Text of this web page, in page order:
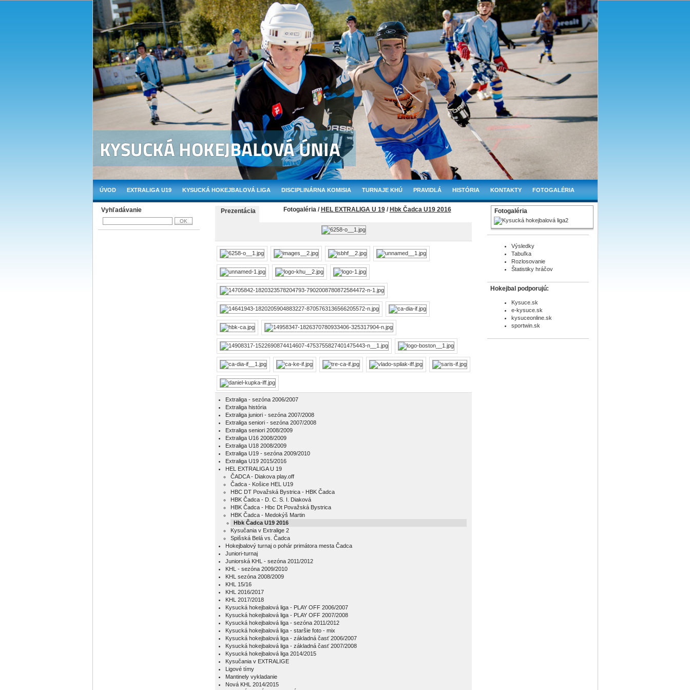
ÚVOD EXTRALIGA U19 KYSUCKÁ HOKEJBALOVÁ LIGA DISCIPLINÁRNA KOMISIA TURNAJE KHÚ PRAVIDLÁ HISTÓRIA KONTAKTY FOTOGALÉRIA
Vyhľadávanie Prezentácia Fotogaléria / HEL EXTRALIGA U 19/ Hbk Čadca U19 2016
Extraliga - sezóna 2006/2007
Extraliga história
Extraliga juniori - sezóna 2007/2008
Extraliga seniori - sezóna 2007/2008
Extraliga seniori 2008/2009
Extraliga U16 2008/2009
Extraliga U18 2008/2009
Extraliga U19 - sezóna 2009/2010
Extraliga U19 2015/2016
HEL EXTRALIGA U 19
ČADCA - Diakova play.off
Čadca - Košice HEL U19
HBC DT Považská Bystrica - HBK Čadca
HBK Čadca - D. C. S. I. Diaková
HBK Čadca - Hbc Dt Považská Bystrica
HBK Čadca - Medokýš Martin
Hbk Čadca U19 2016
Kysučania v Extralige 2
Spišská Belá vs. Čadca
Hokejbalový turnaj o pohár primátora mesta Čadca
Juniori-turnaj
Juniorská KHL - sezóna 2011/2012
KHL - sezóna 2009/2010
KHL sezóna 2008/2009
KHL 15/16
KHL 2016/2017
KHL 2017/2018
Kysucká hokejbalová liga - PLAY OFF 2006/2007
Kysucká hokejbalová liga - PLAY OFF 2007/2008
Kysucká hokejbalová liga - sezóna 2011/2012
Kysucká hokejbalová liga - staršie foto - mix
Kysucká hokejbalová liga - základná časť 2006/2007
Kysucká hokejbalová liga - základná časť 2007/2008
Kysucká hokejbalová liga 2014/2015
Kysučania v EXTRALIGE
Ligové tímy
Mantinely vykladanie
Nová KHL 2014/2015
Fotogaléria
Výsledky
Tabuľka
Rozlosovanie
Štatistiky hráčov
Hokejbal podporujú:
Kysuce.sk
e-kysuce.sk
kysuceonline.sk
sportwin.sk